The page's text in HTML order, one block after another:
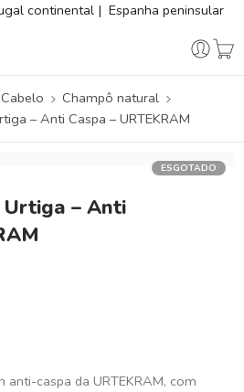
continental | Espanha peninsular
Cabelo
Champô natural
– Anti Caspa – URTEKRAM
ESGOTADO
– Anti
caspa da URTEKRAM, com